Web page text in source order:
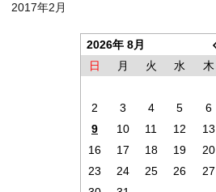
2017年2月
2026年 8月
日
月 火 水 木
2
3 4 5 6
9
10 11 12 13
16
17 18 19 20
23
24 25 26 27